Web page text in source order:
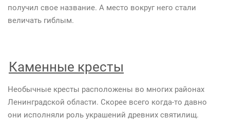
получил свое название. А место вокруг него стали
величать гиблым.
Каменные кресты
Необычные кресты расположены во многих районах
Ленинградской области. Скорее всего когда-то давно
они исполняли роль украшений древних святилищ.